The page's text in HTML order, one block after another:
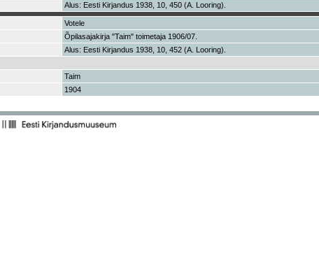
Alus: Eesti Kirjandus 1938, 10, 450 (A. Looring).
Votele
Õpilasajakirja "Taim" toimetaja 1906/07.
Alus: Eesti Kirjandus 1938, 10, 452 (A. Looring).
Taim
1904